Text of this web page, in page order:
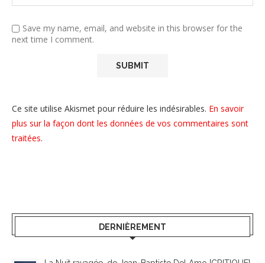
Save my name, email, and website in this browser for the
next time I comment.
Ce site utilise Akismet pour réduire les indésirables. En savoir
plus sur la façon dont les données de vos commentaires sont
traitées.
DERNIÈREMENT